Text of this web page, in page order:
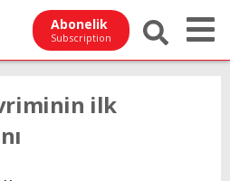
Abonelik
Subscription
ilk